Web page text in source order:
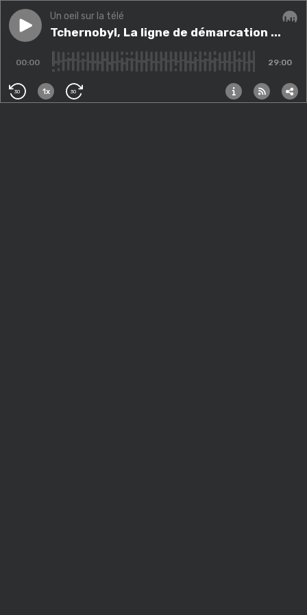
Play episodeTchernobyl, La ligne de démarcation ...
Un oeil sur la télé
Tchernobyl, La ligne de démarcation ...
00:00 29:00
30 1x 30